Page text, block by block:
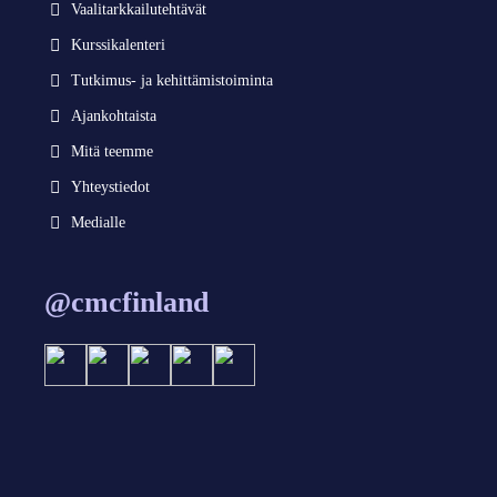
Vaalitarkkailutehtävät
Kurssikalenteri
Tutkimus- ja kehittämistoiminta
Ajankohtaista
Mitä teemme
Yhteystiedot
Medialle
@cmcfinland